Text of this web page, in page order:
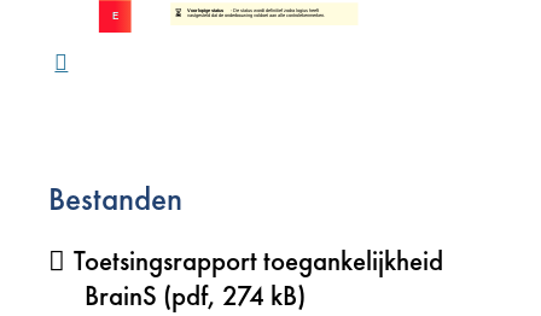
Bestanden
Toetsingsrapport toegankelijkheid
BrainS (pdf, 274 kB)